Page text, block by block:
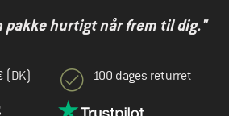
pakke hurtigt når frem til dig."
(DK)
100 dages returret